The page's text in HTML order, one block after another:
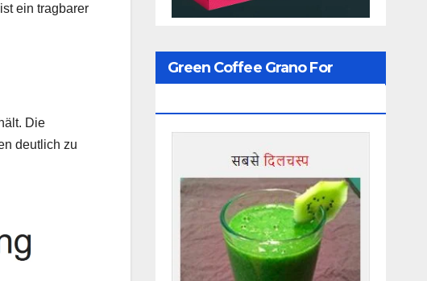
ein tragbarer
Die
deutlich zu
Green Coffee Grano For